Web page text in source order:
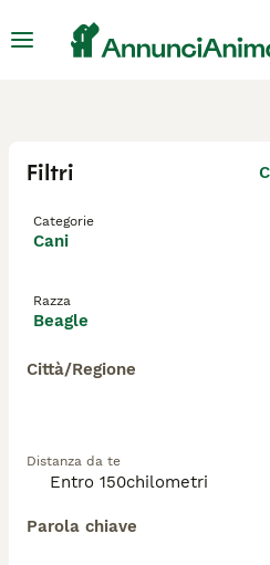
Filtri
Categorie
Cani
Razza
Beagle
Città/Regione
Distanza da te
Parola chiave